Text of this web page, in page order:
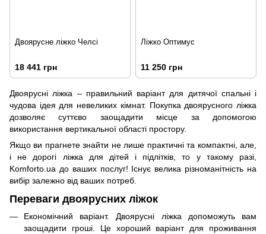
Двоярусне ліжко Челсі
18 441 грн
Ліжко Оптимус
11 250 грн
Двоярусні ліжка – правильний варіант для дитячої спальні і
чудова ідея для невеликих кімнат. Покупка двоярусного ліжка
дозволяє суттєво заощадити місце за допомогою
використання вертикальної області простору.
Якщо ви прагнете знайти не лише практичні та компактні, але,
і не дорогі ліжка для дітей і підлітків, то у такому разі,
Komforto.ua до ваших послуг! Існує велика різноманітність на
вибір залежно від ваших потреб.
Переваги двоярусних ліжок
Економічний варіант. Двоярусні ліжка допоможуть вам
заощадити гроші. Це хороший варіант для проживання